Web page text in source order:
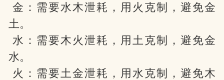
金：需要水木泄耗，用火克制，避免金
土。
水：需要木火泄耗，用土克制，避免金
水。
火：需要土金泄耗，用水克制，避免木